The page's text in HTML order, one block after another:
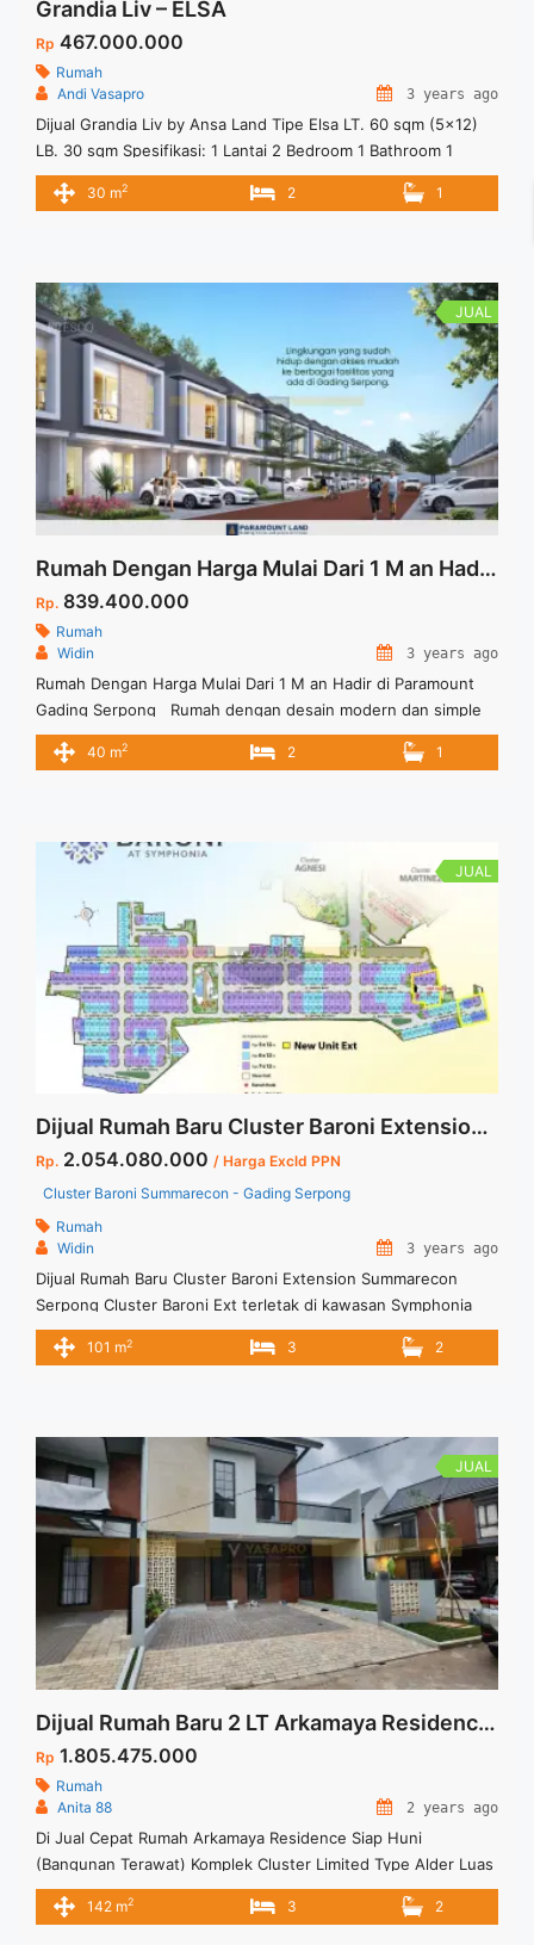
Grandia Liv – ELSA
Rp 467.000.000
Rumah
Andi Vasapro
3 years ago
Dijual Grandia Liv by Ansa Land Tipe Elsa LT. 60 sqm (5×12)
LB. 30 sqm Spesifikasi: 1 Lantai 2 Bedroom 1 Bathroom 1
Carport Fasilitas: Clubhouse & Swimming Pool Sports Area
Commercial Area Lokasi: 5 Menit ke Stasiun Parung Panjang
30 m2 2 1
JUAL
Rumah Dengan Harga Mulai Dari 1 M an Hadir di Paramount Gading Serpong
Rp. 839.400.000
Rumah
Widin
3 years ago
Rumah Dengan Harga Mulai Dari 1 M an Hadir di Paramount
Gading Serpong Rumah dengan desain modern dan simple
untuk kaum milenial, Paramount mempersembahkan rumah
dengan type 4×8 standard di Fresco @Virginia Village Gading
unit Terbatas.Dan masih banyak ... <a title="Rumah Dengan
Harga Mulai Dari 1 M an Hadir di Paramount Gading Serpong"
href="https://vasapro.com/property/rumah-dengan-harga-
830-jt-an-hadir-di-paramount-gading-serpong/" aria-
label="Read more about Rumah Dengan Harga Mulai Dari 1 M
an Hadir di Paramount Gading Serpong">Read more</a>
40 m2 2 1
JUAL
Dijual Rumah Baru Cluster Baroni Extension Summarecon Serpong
Rp. 2.054.080.000 / Harga Excld PPN
Cluster Baroni Summarecon - Gading Serpong
Rumah
Widin
3 years ago
Dijual Rumah Baru Cluster Baroni Extension Summarecon
Serpong Cluster Baroni Ext terletak di kawasan Symphonia
Gading Serpong. Rumah dengan tata ruang yang yang
maksimal sehingga ideal untuk para penghuninya dan
101 m2 3 2
JUAL
Dijual Rumah Baru 2 LT Arkamaya Residence Hunian Ideal Tangerang Selatan
Rp 1.805.475.000
Rumah
Anita 88
2 years ago
Di Jual Cepat Rumah Arkamaya Residence Siap Huni
(Bangunan Terawat) Komplek Cluster Limited Type Alder Luas
Tanah : 100 m2 Luas Bangunan : 142 m2 Bedroom : 3
Bathroom : 2 Fasilitas Sekitar Hunian: 1 Menit ke SD Negeri
142 m2 3 2